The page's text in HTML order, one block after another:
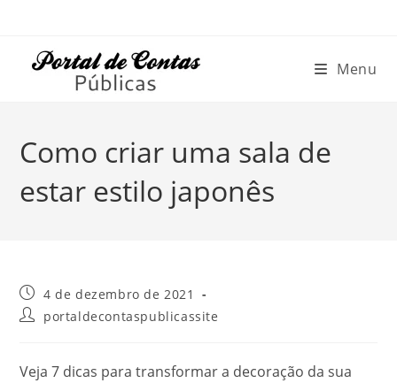
conteúdo
Menu
Como criar uma sala de
estar estilo japonês
Post
publicado:
4 de dezembro de 2021
Autorportaldecontaspublicassite
Veja 7 dicas para transformar a decoração da sua